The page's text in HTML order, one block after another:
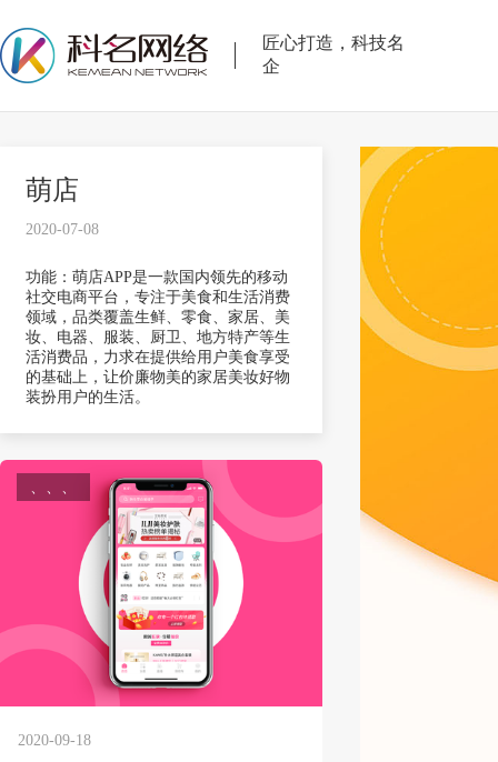
匠心打造，科技名
企
萌店
2020-07-08
功能：萌店APP是一款国内领先的移动
社交电商平台，专注于美食和生活消费
领域，品类覆盖生鲜、零食、家居、美
妆、电器、服装、厨卫、地方特产等生
活消费品，力求在提供给用户美食享受
的基础上，让价廉物美的家居美妆好物
装扮用户的生活。
、、、
2020-09-18